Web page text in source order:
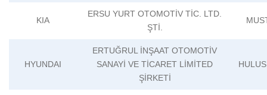
KIA
ERSU YURT OTOMOTİV TİC. LTD.
ŞTİ.
HYUNDAI
ERTUĞRUL İNŞAAT OTOMOTİV
SANAYİ VE TİCARET LİMİTED
ŞİRKETİ